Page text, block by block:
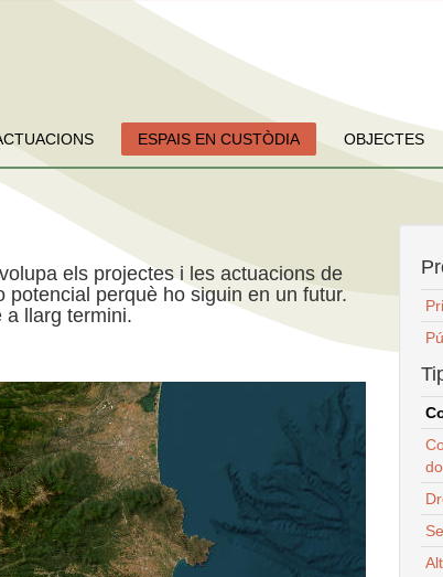
ESPAIS EN CUSTÒDIA OBJECTES
els projectes i les actuacions de
perquè ho siguin en un futur.
a llarg termini.